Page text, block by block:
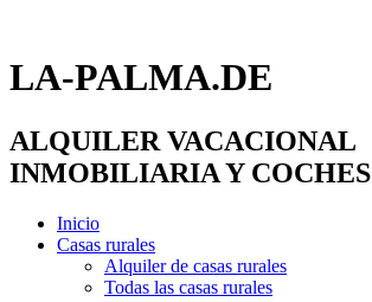
LA-PALMA.DE
ALQUILER VACACIONAL
INMOBILIARIA Y COCHES
Inicio
Casas rurales
Alquiler de casas rurales
Todas las casas rurales